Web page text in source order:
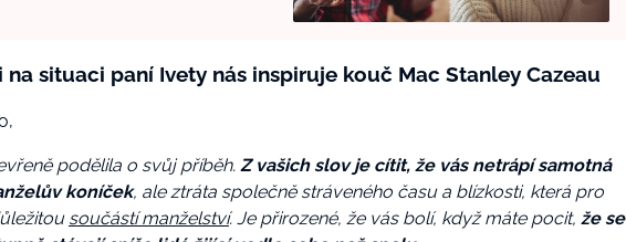
na situaci paní Ivety nás inspiruje kouč Mac Stanley Cazeau
podělila o svůj příběh. Z vašich slov je cítit, že vás netrápí samotná
koníček, ale ztráta společně stráveného času a blízkosti, která pro
součástí manželství. Je přirozené, že vás bolí, když máte pocit, že se